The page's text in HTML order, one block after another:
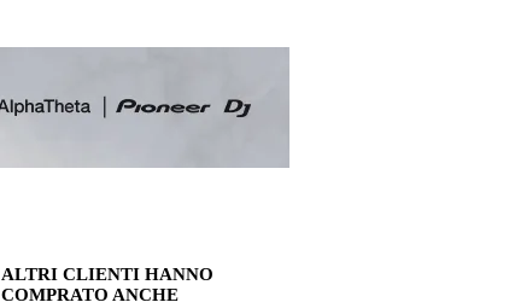
ALTRI CLIENTI HANNO
COMPRATO ANCHE